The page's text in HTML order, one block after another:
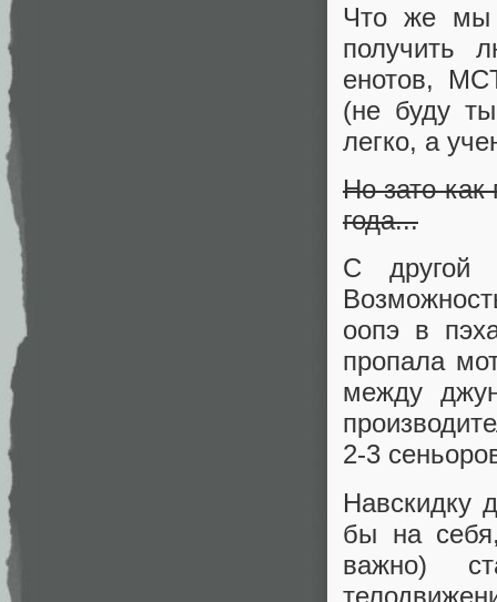
Что же мы
получить
енотов,
(не буду
легко, а
Но зато
года...
С другой
оопэ в
пропала
между
2-3
Навскидку
бы на
важно)